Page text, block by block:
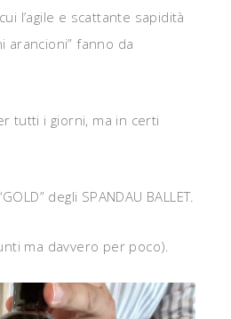
l’agile e scattante sapidità
arancioni” fanno da
tutti i giorni, ma in certi
degli SPANDAU BALLET.
ma davvero per poco).